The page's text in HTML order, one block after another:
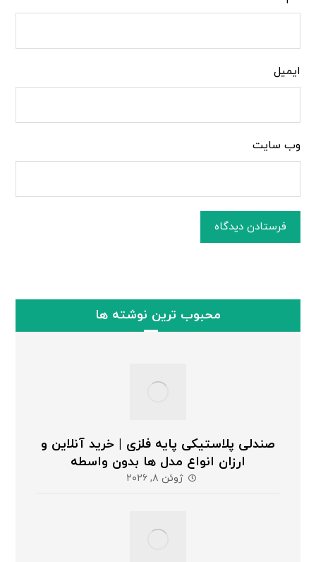
ایمیل
وب‌ سایت
فرستادن دیدگاه
محبوب ترین نوشته ها
صندلی پلاستیکی پایه فلزی | خرید آنلاین و
ارزان انواع مدل ها بدون واسطه
ژوئن ۸, ۲۰۲۶